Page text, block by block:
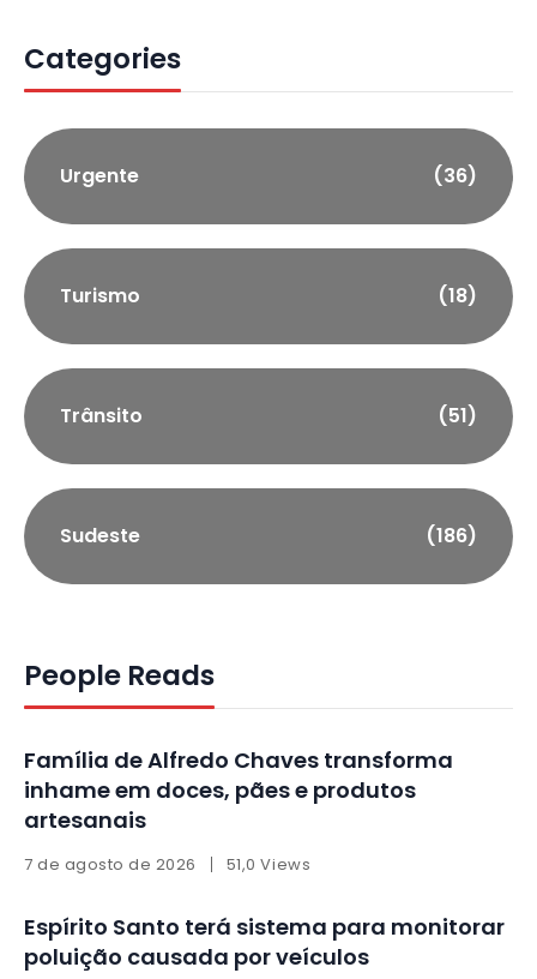
Categories
Urgente (36)
Turismo (18)
Trânsito (51)
Sudeste (186)
People Reads
Família de Alfredo Chaves transforma
inhame em doces, pães e produtos
artesanais
7 de agosto de 2026 51,0 Views
Espírito Santo terá sistema para monitorar
poluição causada por veículos